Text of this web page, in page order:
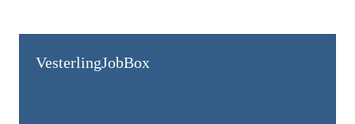
Vesterling­JobBox